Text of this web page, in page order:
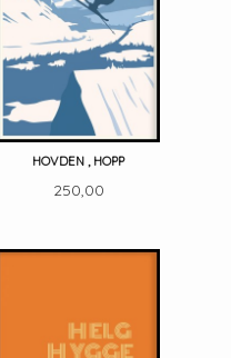
HOVDEN , HOPP
Pris
250,00